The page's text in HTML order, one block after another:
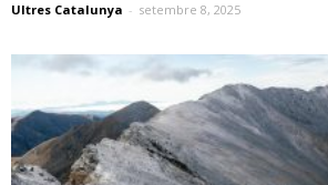
Ultres Catalunya - setembre 8, 2025